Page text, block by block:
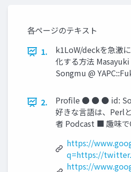
各ページのテキスト
1.
k1LoW/deckを急激
化する方法
Songmu @
2.
Proﬁle ● ● ● id:
好きな言語は、Perl
者 Podcast ■ 趣味で
https://
q=https://
https://